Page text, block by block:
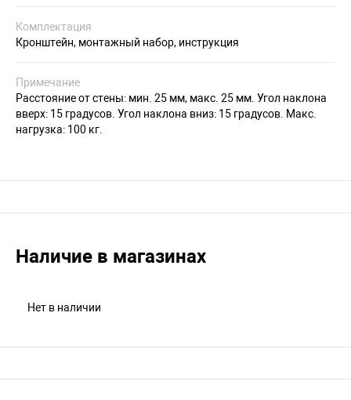
Комплектация
Кронштейн, монтажный набор, инструкция
Примечание
Расстояние от стены: мин. 25 мм, макс. 25 мм. Угол наклона
вверх: 15 градусов. Угол наклона вниз: 15 градусов. Макс.
нагрузка: 100 кг.
Наличие в магазинах
Нет в наличии